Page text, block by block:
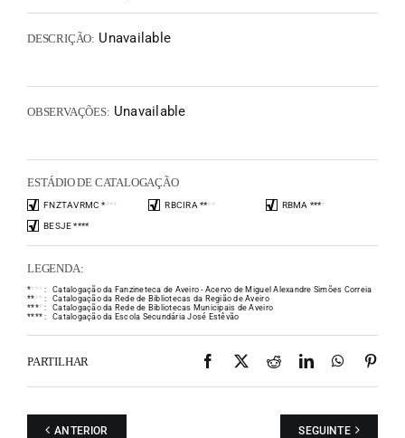
DESCRIÇÃO: Unavailable
OBSERVAÇÕES: Unavailable
ESTÁDIO DE CATALOGAÇÃO
FNZTAVRMC **** RBCIRA **** RBMA ****
BESJE ****
LEGENDA:
** * * :
Catalogação da Fanzineteca de Aveiro - Acervo de Miguel Alexandre Simões Correia
** * * :
Catalogação da Rede de Bibliotecas da Região de Aveiro
**** :
Catalogação da Rede de Bibliotecas Municipais de Aveiro
**** : Catalogação da Escola Secundária José Estêvão
PARTILHAR Facebook
X RedditLinkedIn
ANTERIOR SEGUINTE